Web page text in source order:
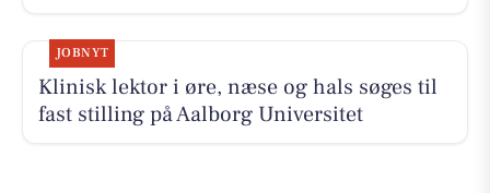
JOBNYT
Klinisk lektor i øre, næse og hals søges til
fast stilling på Aalborg Universitet